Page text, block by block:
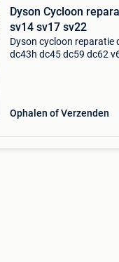
Dyson Cycloon
sv14 sv17 sv22
Dyson cycloon reparatie
dc43h dc45 dc59 dc62
Ophalen of Verzenden